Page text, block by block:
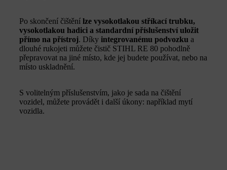
Po skončení čištění lze vysokotlakou stříkací trubku,
vysokotlakou hadici a standardní příslušenství uložit
přímo na přístroj. Díky integrovanému podvozku a
dlouhé rukojeti můžete čistič STIHL RE 80 pohodlně
přepravovat na jiné místo, kde jej budete používat, nebo na
místo uskladnění.
S volitelným příslušenstvím, jako je sada na čištění
vozidel, můžete provádět i další úkony: například mytí
vozidla.